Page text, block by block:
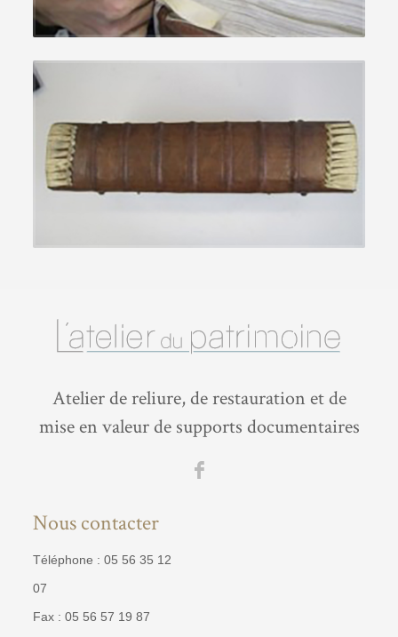
Atelier de reliure, de restauration et de
mise en valeur de supports documentaires
Nous contacter
Téléphone : 05 56 35 12
07
Fax : 05 56 57 19 87